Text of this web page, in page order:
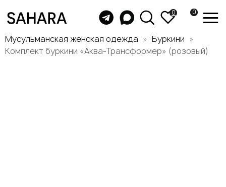
0
Мусульманская женская одежда
Буркини
Комплект буркини «Аква-Трансформер» (розовый)